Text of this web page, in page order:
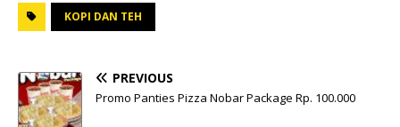
KOPI DAN TEH
PREVIOUS
Promo Panties Pizza Nobar Package Rp. 100.000